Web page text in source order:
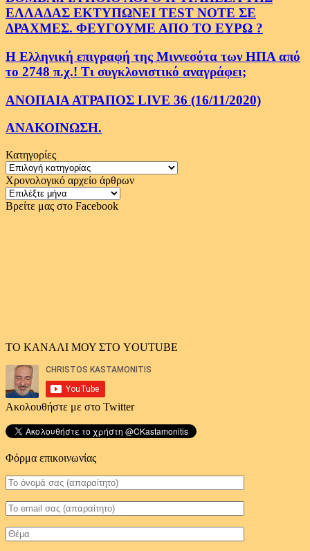
ΕΛΛΑΔΑΣ ΕΚΤΥΠΩΝΕΙ TEST NOTE ΣΕ
ΔΡΑΧΜΕΣ. ΦΕΥΓΟΥΜΕ ΑΠΟ ΤΟ ΕΥΡΩ ?
Η Ελληνική επιγραφή της Μιννεσότα των ΗΠΑ από
το 2748 π.χ.! Τι συγκλονιστικό αναγράφει;
ΑΝΟΠΑΙΑ ΑΤΡΑΠΟΣ LIVE 36 (16/11/2020)
ΑΝΑΚΟΙΝΩΣΗ.
Κατηγορίες
Κατηγορίες
Χρονολογικό αρχείο άρθρων
Χρονολογικό
αρχείο
Βρείτε μας στο Facebook
ΤΟ ΚΑΝΑΛΙ ΜΟΥ ΣΤΟ YOUTUBE
Ακολουθήστε με στο Twitter
Φόρμα επικοινωνίας